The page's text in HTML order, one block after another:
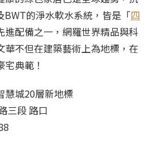
的淨水軟水系統，皆是「四
進配備之一，網羅世界精品與科
華不但在建築藝術上為地標，在
典範！
慧城20層新地標
三段 路口